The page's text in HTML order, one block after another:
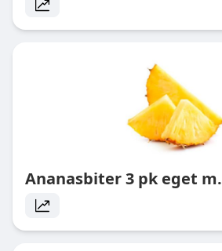
Ananasbiter 3 pk eget m.